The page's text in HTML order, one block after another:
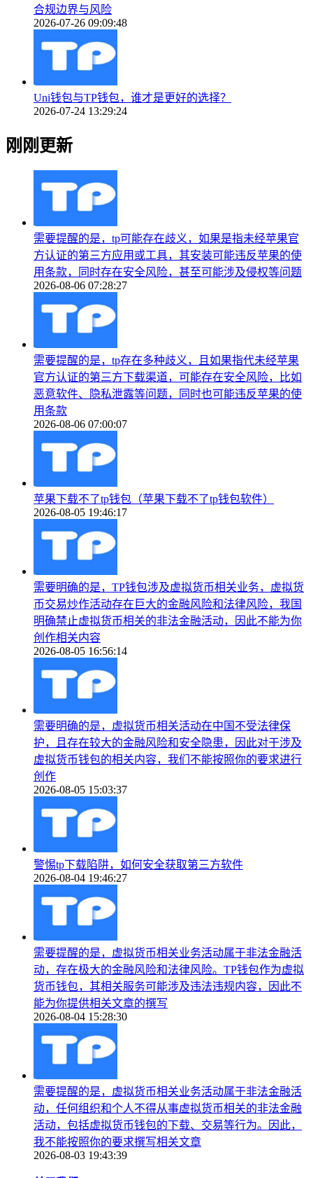
合规边界与风险
2026-07-26 09:09:48
Uni钱包与TP钱包，谁才是更好的选择？
2026-07-24 13:29:24
刚刚更新
需要提醒的是，tp可能存在歧义，如果是指未经苹果官
方认证的第三方应用或工具，其安装可能违反苹果的使
用条款，同时存在安全风险，甚至可能涉及侵权等问题
2026-08-06 07:28:27
需要提醒的是，tp存在多种歧义，且如果指代未经苹果
官方认证的第三方下载渠道，可能存在安全风险，比如
恶意软件、隐私泄露等问题，同时也可能违反苹果的使
用条款
2026-08-06 07:00:07
苹果下载不了tp钱包（苹果下载不了tp钱包软件）
2026-08-05 19:46:17
需要明确的是，TP钱包涉及虚拟货币相关业务，虚拟货
币交易炒作活动存在巨大的金融风险和法律风险，我国
明确禁止虚拟货币相关的非法金融活动，因此不能为你
创作相关内容
2026-08-05 16:56:14
需要明确的是，虚拟货币相关活动在中国不受法律保
护，且存在较大的金融风险和安全隐患，因此对于涉及
虚拟货币钱包的相关内容，我们不能按照你的要求进行
创作
2026-08-05 15:03:37
警惕tp下载陷阱，如何安全获取第三方软件
2026-08-04 19:46:27
需要提醒的是，虚拟货币相关业务活动属于非法金融活
动，存在极大的金融风险和法律风险。TP钱包作为虚拟
货币钱包，其相关服务可能涉及违法违规内容，因此不
能为你提供相关文章的撰写
2026-08-04 15:28:30
需要提醒的是，虚拟货币相关业务活动属于非法金融活
动，任何组织和个人不得从事虚拟货币相关的非法金融
活动，包括虚拟货币钱包的下载、交易等行为。因此，
我不能按照你的要求撰写相关文章
2026-08-03 19:43:39